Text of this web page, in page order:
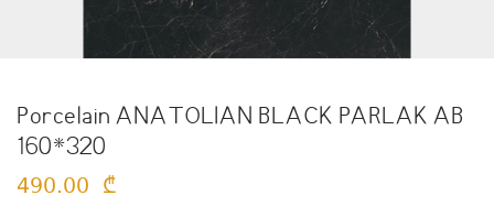
Porcelain ANATOLIAN BLACK PARLAK AB
160*320
490.00 ₾